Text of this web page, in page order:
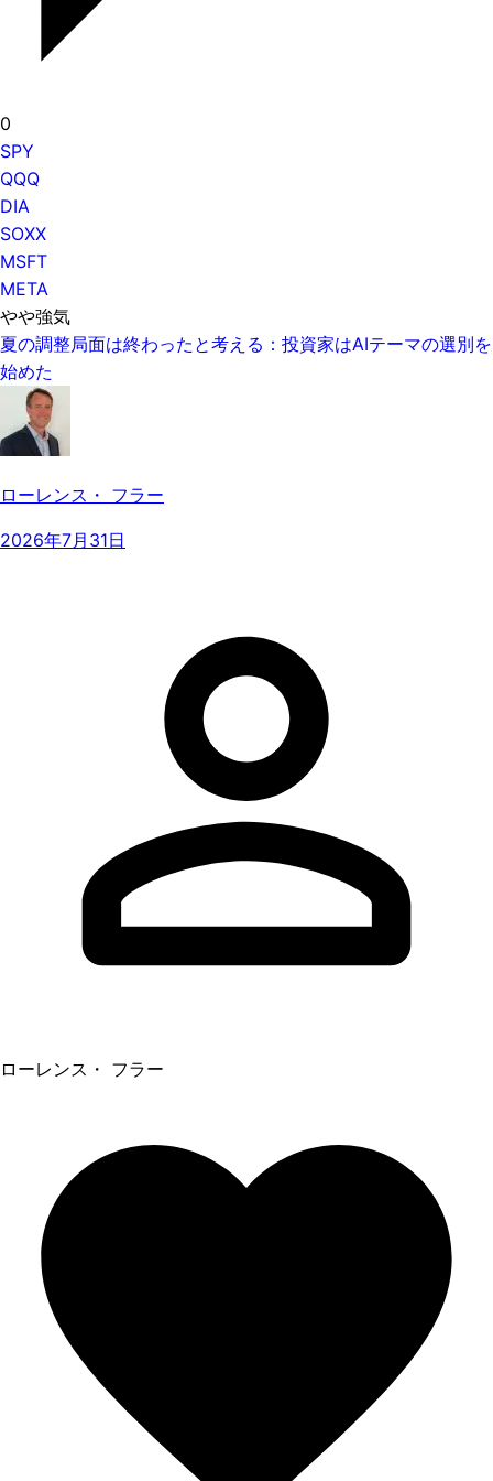
0
SPY
QQQ
DIA
SOXX
MSFT
META
やや強気
夏の調整局面は終わったと考える：投資家はAIテーマの選別を
始めた
ローレンス・ フラー
2026年7月31日
ローレンス・ フラー